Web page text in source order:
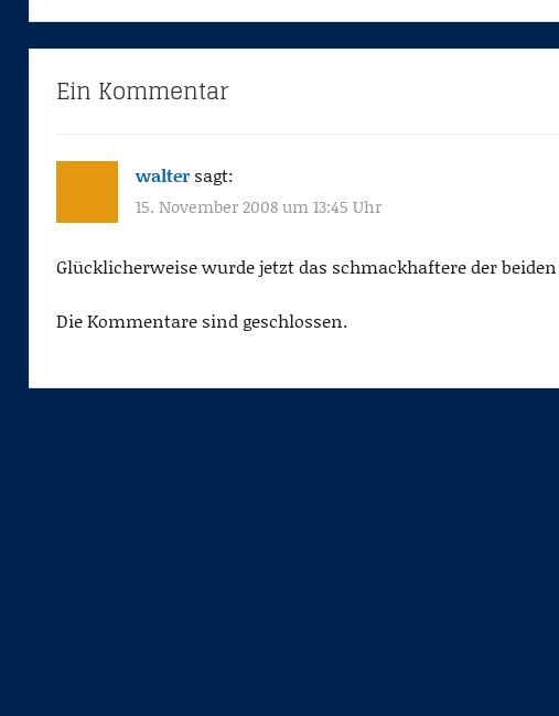
Ein Kommentar
walter sagt:
15. November 2008 um 13:45 Uhr
Glücklicherweise wurde jetzt das schmackhaftere der
Die Kommentare sind geschlossen.